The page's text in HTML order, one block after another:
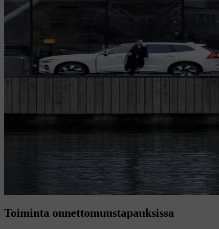
Toiminta onnettomuustapauksissa